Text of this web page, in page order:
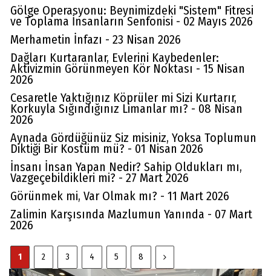
Gölge Operasyonu: Beynimizdeki "Sistem" Fitresi
ve Toplama İnsanların Senfonisi - 02 Mayıs 2026
Merhametin İnfazı - 23 Nisan 2026
Dağları Kurtaranlar, Evlerini Kaybedenler:
Aktivizmin Görünmeyen Kör Noktası - 15 Nisan
2026
Cesaretle Yaktığınız Köprüler mi Sizi Kurtarır,
Korkuyla Sığındığınız Limanlar mı? - 08 Nisan
2026
Aynada Gördüğünüz Siz misiniz, Yoksa Toplumun
Diktiği Bir Kostüm mü? - 01 Nisan 2026
İnsanı İnsan Yapan Nedir? Sahip Oldukları mı,
Vazgeçebildikleri mi? - 27 Mart 2026
Görünmek mi, Var Olmak mı? - 11 Mart 2026
Zalimin Karşısında Mazlumun Yanında - 07 Mart
2026
1 2 3 4 5 8